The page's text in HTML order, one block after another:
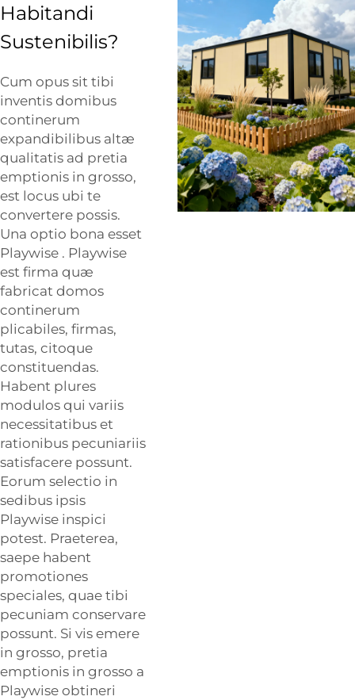
Habitandi
Sustenibilis?
Cum opus sit tibi
inventis domibus
continerum
expandibilibus altæ
qualitatis ad pretia
emptionis in grosso,
est locus ubi te
convertere possis.
Una optio bona esset
Playwise . Playwise
est firma quæ
fabricat domos
continerum
plicabiles, firmas,
tutas, citoque
constituendas.
Habent plures
modulos qui variis
necessitatibus et
rationibus pecuniariis
satisfacere possunt.
Eorum selectio in
sedibus ipsis
Playwise inspici
potest. Praeterea,
saepe habent
promotiones
speciales, quae tibi
pecuniam conservare
possunt. Si vis emere
in grosso, pretia
emptionis in grosso a
Playwise obtineri